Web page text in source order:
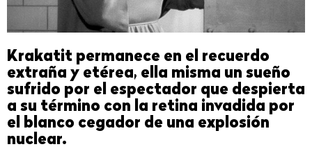
Krakatit permanece en el recuerdo
extraña y etérea, ella misma un sueño
sufrido por el espectador que despierta
a su término con la retina invadida por
el blanco cegador de una explosión
nuclear.